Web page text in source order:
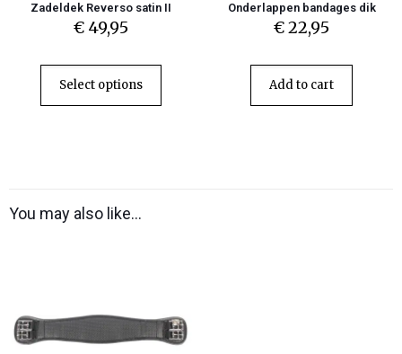
Zadeldek Reverso satin II
€49,95
Select options
Onderlappen bandages dik
€22,95
Add to cart
You may also like…